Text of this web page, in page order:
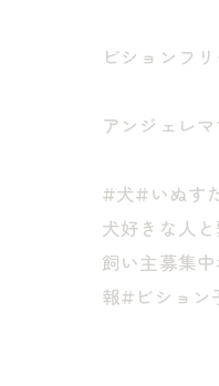
ビションフ
アンジェレ
#犬#いぬす
犬好きな人
飼い主募集
報#ビション